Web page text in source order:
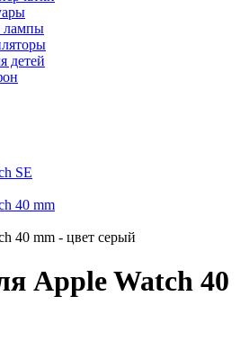
лампы
детей
SE
40 mm
40 mm - цвет серый
Apple Watch 40